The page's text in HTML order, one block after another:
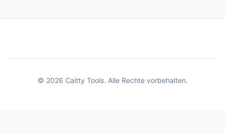
© 2026 Caitty Tools. Alle Rechte vorbehalten.